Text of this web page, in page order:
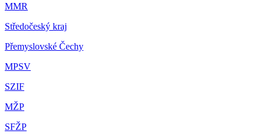
MMR
Středočeský kraj
Přemyslovské Čechy
MPSV
SZIF
MŽP
SFŽP